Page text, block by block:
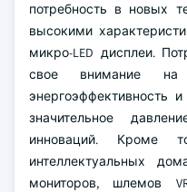
потребность в новых
высокими
микро-LED дисплеи.
свое внимание на
энергоэффективность
значительное
инноваций. Кроме
интеллектуальных
мониторов, шлемов